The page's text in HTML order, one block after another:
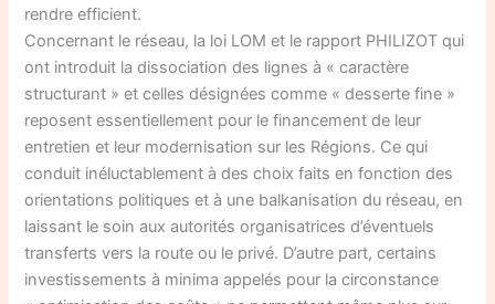
rendre efficient.
Concernant le réseau, la loi LOM et le rapport PHILIZOT qui
ont introduit la dissociation des lignes à « caractère
structurant » et celles désignées comme « desserte fine »
reposent essentiellement pour le financement de leur
entretien et leur modernisation sur les Régions. Ce qui
conduit inéluctablement à des choix faits en fonction des
orientations politiques et à une balkanisation du réseau, en
laissant le soin aux autorités organisatrices d’éventuels
transferts vers la route ou le privé. D’autre part, certains
investissements à minima appelés pour la circonstance